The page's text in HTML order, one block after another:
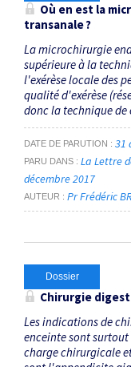
Où en est la
transanale ?
La microchirurgie
supérieure à la
l'exérèse locale des
qualité d'exérèse
donc la technique de
DATE DE PARUTION 31
PARU DANS
La Lettre
décembre 2017
AUTEUR Pr Frédéric
Dossier
Chirurgie
Les indications de
enceinte sont surtout
charge chirurgicale